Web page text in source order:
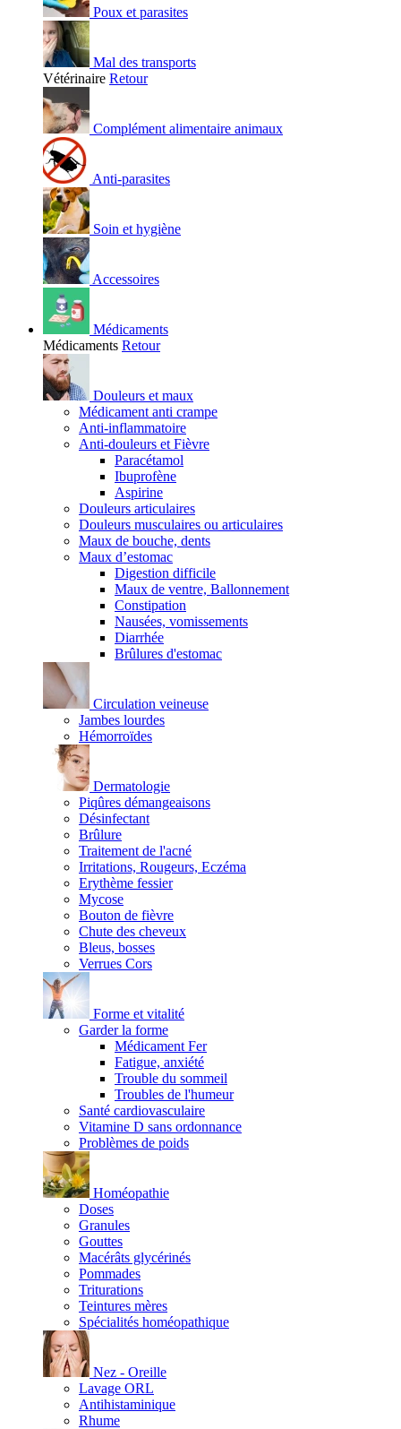
Poux et parasites
Mal des transports
Vétérinaire Retour
Complément alimentaire animaux
Anti-parasites
Soin et hygiène
Accessoires
Médicaments
Médicaments Retour
Douleurs et maux
Médicament anti crampe
Anti-inflammatoire
Anti-douleurs et Fièvre
Paracétamol
Ibuprofène
Aspirine
Douleurs articulaires
Douleurs musculaires ou articulaires
Maux de bouche, dents
Maux d’estomac
Digestion difficile
Maux de ventre, Ballonnement
Constipation
Nausées, vomissements
Diarrhée
Brûlures d'estomac
Circulation veineuse
Jambes lourdes
Hémorroïdes
Dermatologie
Piqûres démangeaisons
Désinfectant
Brûlure
Traitement de l'acné
Irritations, Rougeurs, Eczéma
Erythème fessier
Mycose
Bouton de fièvre
Chute des cheveux
Bleus, bosses
Verrues Cors
Forme et vitalité
Garder la forme
Médicament Fer
Fatigue, anxiété
Trouble du sommeil
Troubles de l'humeur
Santé cardiovasculaire
Vitamine D sans ordonnance
Problèmes de poids
Homéopathie
Doses
Granules
Gouttes
Macérâts glycérinés
Pommades
Triturations
Teintures mères
Spécialités homéopathique
Nez - Oreille
Lavage ORL
Antihistaminique
Rhume